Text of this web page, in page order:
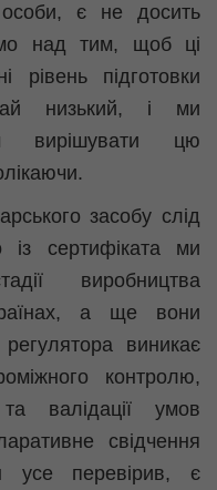
особи, є не досить
над тим, щоб ці
рівень підготовки
низький, і ми
вирішувати цю
засобу слід
із сертифіката ми
виробництва
а ще вони
виникає
контролю,
та валідаціїумов
свідчення
усе перевірив, є